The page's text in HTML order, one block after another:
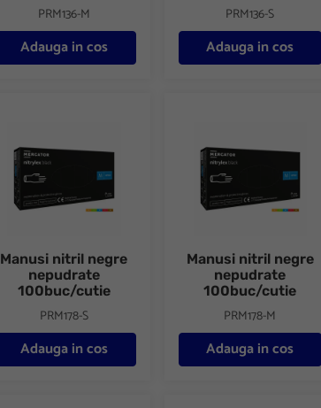
PRM136-M
Adauga in cos
PRM136-S
Adauga in cos
Manusi nitril negre
nepudrate
100buc/cutie
PRM178-S
Adauga in cos
Manusi nitril negre
nepudrate
100buc/cutie
PRM178-M
Adauga in cos